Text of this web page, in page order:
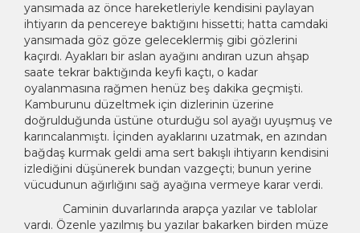
yansımada az önce hareketleriyle kendisini paylayan
ihtiyarın da pencereye baktığını hissetti; hatta camdaki
yansımada göz göze geleceklermiş gibi gözlerini
kaçırdı. Ayakları bir aslan ayağını andıran uzun ahşap
saate tekrar baktığında keyfi kaçtı, o kadar
oyalanmasına rağmen henüz beş dakika geçmişti.
Kamburunu düzeltmek için dizlerinin üzerine
doğrulduğunda üstüne oturduğu sol ayağı uyuşmuş ve
karıncalanmıştı. İçinden ayaklarını uzatmak, en azından
bağdaş kurmak geldi ama sert bakışlı ihtiyarın kendisini
izlediğini düşünerek bundan vazgeçti; bunun yerine
vücudunun ağırlığını sağ ayağına vermeye karar verdi.
Caminin duvarlarında arapça yazılar ve tablolar
vardı. Özenle yazılmış bu yazılar bakarken birden müze